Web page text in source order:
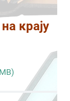
крају